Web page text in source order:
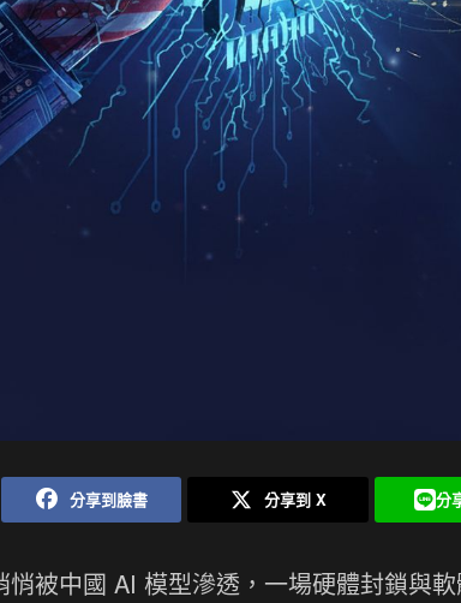
分享到臉書 分享到 X 分
悄被中國 AI 模型滲透，一場硬體封鎖與